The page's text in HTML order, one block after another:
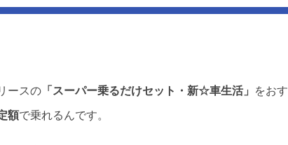
ースの 「スーパー乗るだけセット・新☆車生活」 をお
額で乗れるんです。